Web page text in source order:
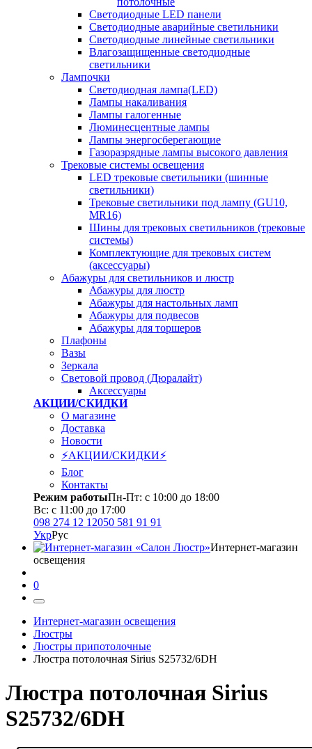
Светодиодные LED панели
Светодиодные аварийные светильники
Светодиодные линейные светильники
Влагозащищенные светодиодные
светильники
Лампочки
Светодиодная лампа(LED)
Лампы накаливания
Лампы галогенные
Люминесцентные лампы
Лампы энергосберегающие
Газоразрядные лампы высокого давления
Трековые системы освещения
LED трековые светильники (шинные
светильники)
Трековые светильники под лампу (GU10,
MR16)
Шины для трековых светильников (трековые
системы)
Комплектующие для трековых систем
(аксессуары)
Абажуры для светильников и люстр
Абажуры для люстр
Абажуры для настольных ламп
Абажуры для подвесов
Абажуры для торшеров
Плафоны
Вазы
Зеркала
Световой провод (Дюралайт)
Аксессуары
АКЦИИ/СКИДКИ
О магазине
Доставка
Новости
⚡АКЦИИ/СКИДКИ⚡
Блог
Контакты
Режим работыПн-Пт: с 10:00 до 18:00
Вс: с 11:00 до 17:00
098 274 12 12050 581 91 91
УкрРус
Интернет-магазин
освещения
0
Интернет-магазин освещения
Люстры
Люстры припотолочные
Люстра потолочная Sirius S25732/6DH
Люстра потолочная Sirius
S25732/6DH